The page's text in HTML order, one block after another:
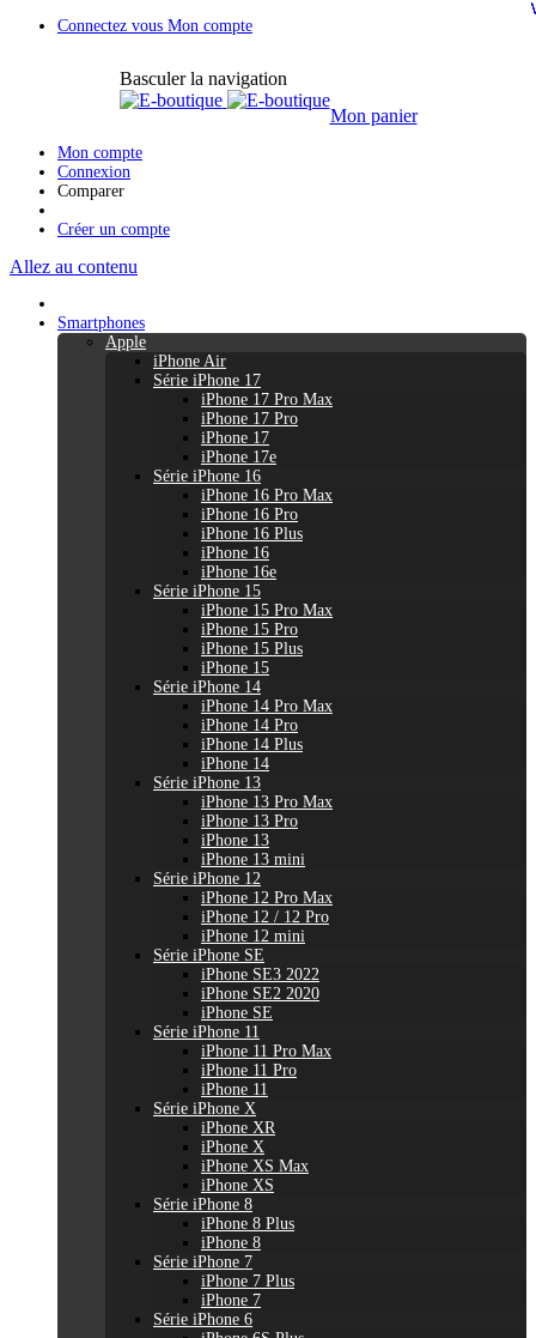
Connectez vous Mon compte
Basculer la navigation
Mon panier
Mon compte
Connexion
Comparer
Créer un compte
Allez au contenu
Smartphones
Apple
iPhone Air
Série iPhone 17
iPhone 17 Pro Max
iPhone 17 Pro
iPhone 17
iPhone 17e
Série iPhone 16
iPhone 16 Pro Max
iPhone 16 Pro
iPhone 16 Plus
iPhone 16
iPhone 16e
Série iPhone 15
iPhone 15 Pro Max
iPhone 15 Pro
iPhone 15 Plus
iPhone 15
Série iPhone 14
iPhone 14 Pro Max
iPhone 14 Pro
iPhone 14 Plus
iPhone 14
Série iPhone 13
iPhone 13 Pro Max
iPhone 13 Pro
iPhone 13
iPhone 13 mini
Série iPhone 12
iPhone 12 Pro Max
iPhone 12 / 12 Pro
iPhone 12 mini
Série iPhone SE
iPhone SE3 2022
iPhone SE2 2020
iPhone SE
Série iPhone 11
iPhone 11 Pro Max
iPhone 11 Pro
iPhone 11
Série iPhone X
iPhone XR
iPhone X
iPhone XS Max
iPhone XS
Série iPhone 8
iPhone 8 Plus
iPhone 8
Série iPhone 7
iPhone 7 Plus
iPhone 7
Série iPhone 6